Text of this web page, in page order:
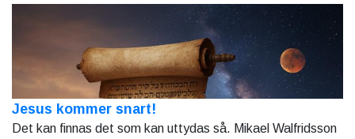
Jesus kommer snart!
Det kan finnas det som kan uttydas så. Mikael Walfridsson